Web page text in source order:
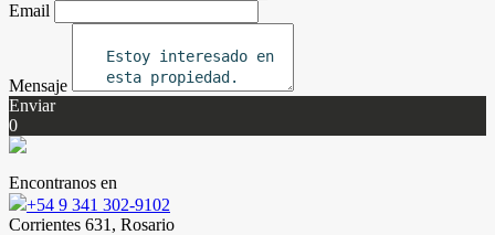
Email
Mensaje
Enviar
0
Encontranos en
+54 9 341 302-9102
Corrientes 631, Rosario